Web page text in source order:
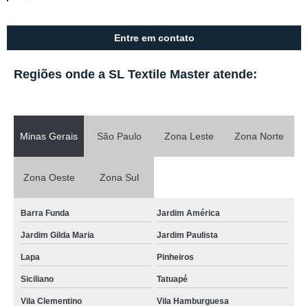
Entre em contato
Regiões onde a SL Textile Master atende:
Minas Gerais São Paulo Zona Leste Zona Norte
Zona Oeste Zona Sul
Barra Funda Jardim América
Jardim Gilda Maria Jardim Paulista
Lapa Pinheiros
Siciliano Tatuapé
Vila Clementino Vila Hamburguesa